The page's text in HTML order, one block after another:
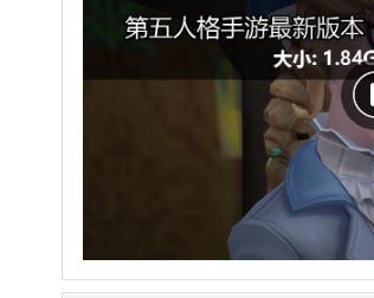
异环港台服2026最新版本
安卓版 / 中文 /